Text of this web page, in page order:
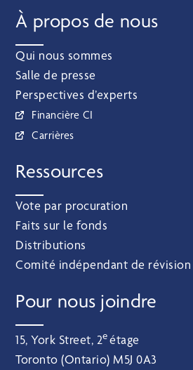
À propos de nous
Qui nous sommes
Salle de presse
Perspectives d’experts
Financière CI
Carrières
Ressources
Vote par procuration
Faits sur le fonds
Distributions
Comité indépendant de révision
Pour nous joindre
15, York Street, 2eétage
Toronto (Ontario) M5J 0A3